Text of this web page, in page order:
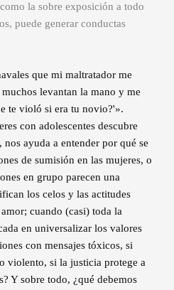
la sobre exposición a todo
puede generar conductas
que mi maltratador me
levantan la mano y me
te violó si era tu novio?'».
con adolescentes descubre
nos ayuda a entender por qué se
de sumisión en las mujeres, o
en grupo parecen una
los celos y las actitudes
cuando (casi) toda la
en universalizar los valores
con mensajes tóxicos, si
violento, si la justicia protege a
Y sobre todo, ¿qué debemos